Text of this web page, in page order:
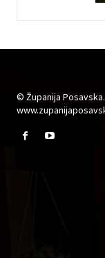
© Županija